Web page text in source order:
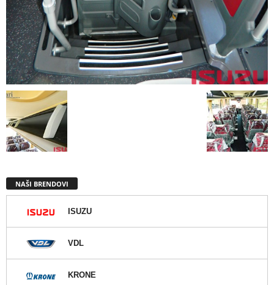
NAŠI BRENDOVI
ISUZU
VDL
KRONE